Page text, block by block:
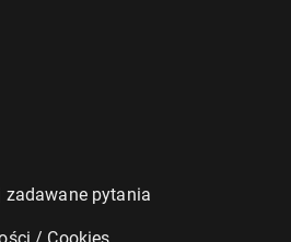
zadawane pytania